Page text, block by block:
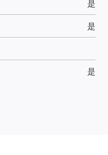
是
是
是